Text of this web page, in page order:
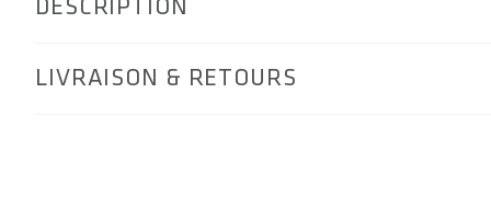
DESCRIPTION
LIVRAISON & RETOURS